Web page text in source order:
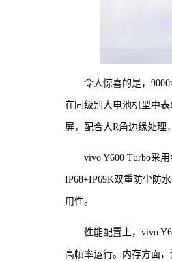
令人惊喜的是，
在同级别大电池机型中
屏，配合大R角边缘处理
vivo Y600 Turbo采
IP68+IP69K双重防尘防
用性。
性能配置上，vivo
高帧率运行。内存方面